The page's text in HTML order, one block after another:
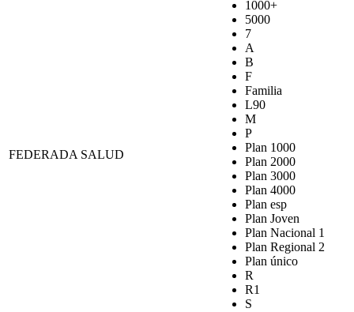
FEDERADA SALUD
1000+
5000
7
A
B
F
Familia
L90
M
P
Plan 1000
Plan 2000
Plan 3000
Plan 4000
Plan esp
Plan Joven
Plan Nacional 1
Plan Regional 2
Plan único
R
R1
S